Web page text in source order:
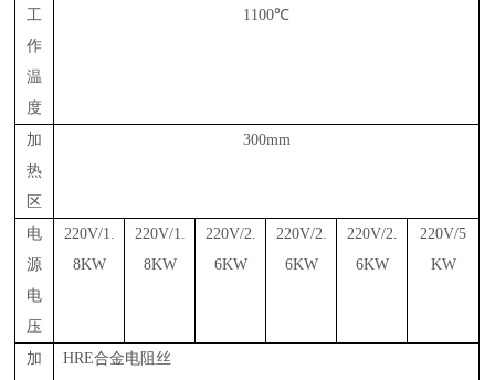
工
作
温
度
1100℃
加
热
区
300mm
电
源
电
压
220V/1.
8KW
220V/1.
8KW
220V/2.
6KW
220V/2.
6KW
220V/2.
6KW
220V/5
KW
加
HRE合金电阻丝